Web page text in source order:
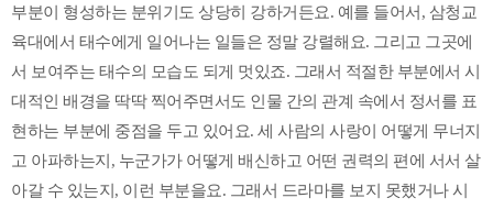
부분이 형성하는 분위기도 상당히 강하거든요. 예를 들어서, 삼청교
육대에서 태수에게 일어나는 일들은 정말 강렬해요. 그리고 그곳에
서 보여주는 태수의 모습도 되게 멋있죠. 그래서 적절한 부분에서 시
대적인 배경을 딱딱 찍어주면서도 인물 간의 관계 속에서 정서를 표
현하는 부분에 중점을 두고 있어요. 세 사람의 사랑이 어떻게 무너지
고 아파하는지, 누군가가 어떻게 배신하고 어떤 권력의 편에 서서 살
아갈 수 있는지, 이런 부분을요. 그래서 드라마를 보지 못했거나 시